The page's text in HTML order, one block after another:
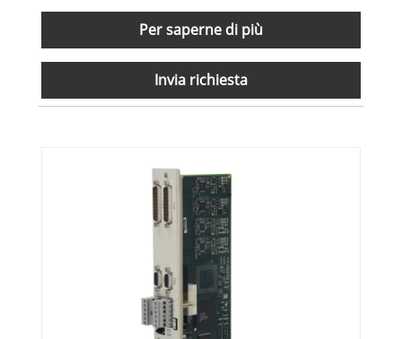
Per saperne di più
Invia richiesta